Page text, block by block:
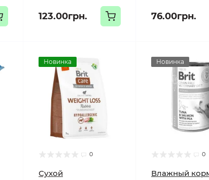
123.00грн. 76.00грн.
Новинка
0
Сухой
Новинка
0
Влажный